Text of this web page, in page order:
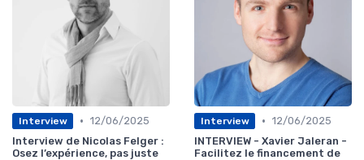
Interview • 12/06/2025
Interview de Nicolas Felger :
Osez l’expérience, pas juste
Interview • 12/06/2025
INTERVIEW - Xavier Jaleran -
Facilitez le financement de